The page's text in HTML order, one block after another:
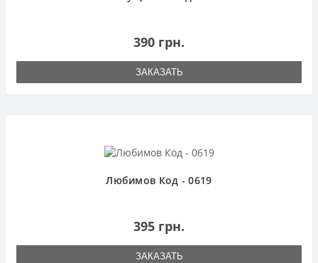
390 грн.
ЗАКАЗАТЬ
Любимов Код - 0619
395 грн.
ЗАКАЗАТЬ